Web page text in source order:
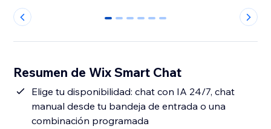
0 1 2 3 4 5
Resumen de Wix Smart Chat
Elige tu disponibilidad: chat con IA 24/7, chat
manual desde tu bandeja de entrada o una
combinación programada